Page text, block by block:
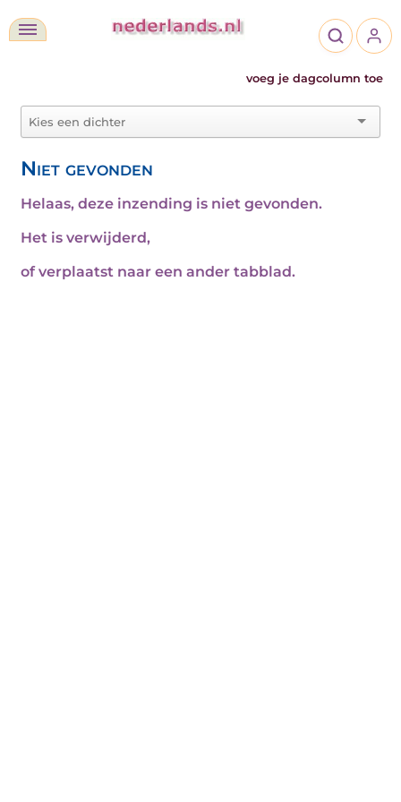
voeg je dagcolumn toe
Niet gevonden
Helaas, deze inzending is niet gevonden.
Het is verwijderd,
of verplaatst naar een ander tabblad.